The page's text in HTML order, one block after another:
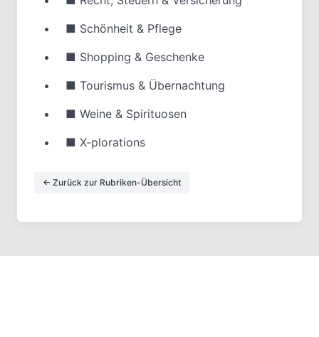
■ Schönheit & Pflege
■ Shopping & Geschenke
■ Tourismus & Übernachtung
■ Weine & Spirituosen
■ X-plorations
← Zurück zur Rubriken-Übersicht